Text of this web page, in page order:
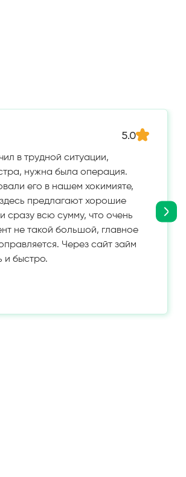
5.0
в трудной ситуации,
нужна была операция.
его в нашем хокимияте,
предлагают хорошие
сразу всю сумму, что очень
не такой большой, главное
Через сайт займ
и быстро.